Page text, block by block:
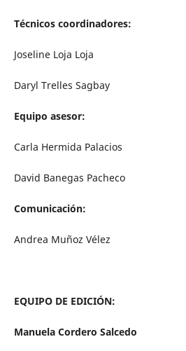
Técnicos coordinadores:
Joseline Loja Loja
Daryl Trelles Sagbay
Equipo asesor:
Carla Hermida Palacios
David Banegas Pacheco
Comunicación:
Andrea Muñoz Vélez
EQUIPO DE EDICIÓN:
Manuela Cordero Salcedo